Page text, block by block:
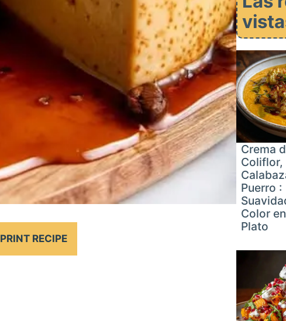
PRINT RECIPE
Crema
Coliflor,
Puerro :
Color
Plato